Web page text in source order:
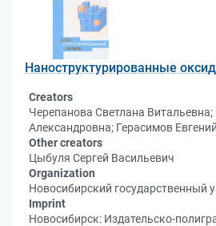
Наноструктурированные
Creators
Черепанова Светлана
Александровна; Герасимов
Other creators
Цыбуля Сергей Васильевич
Organization
Новосибирский государственный
Imprint
Новосибирск: Издательско-